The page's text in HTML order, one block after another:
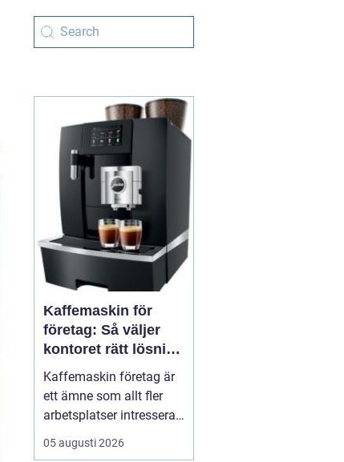
Kaffemaskin för
företag: Så väljer
kontoret rätt lösning
för kaffe på jobbet
Kaffemaskin företag är
ett ämne som allt fler
arbetsplatser intresserar
sig för när de vill höja
trivsel och effektivitet på
05 augusti 2026